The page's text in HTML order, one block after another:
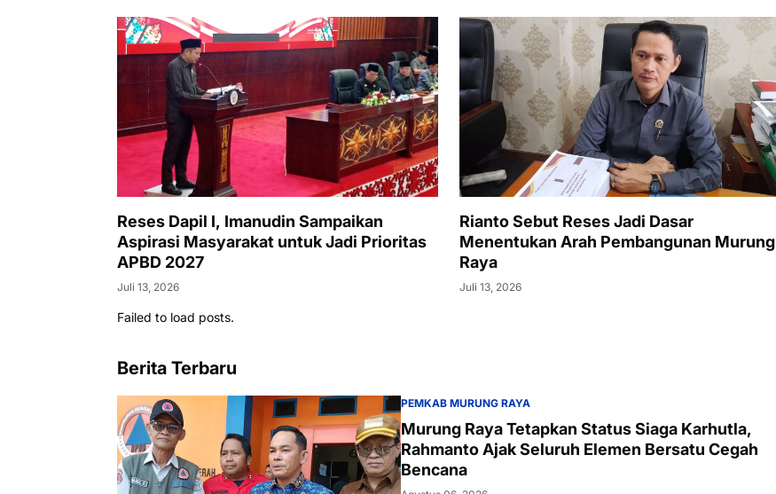
Reses Dapil I, Imanudin Sampaikan
Aspirasi Masyarakat untuk Jadi Prioritas
APBD 2027
Juli 13, 2026
Rianto Sebut Reses Jadi Dasar
Menentukan Arah Pembangunan Murung
Raya
Juli 13, 2026
Failed to load posts.
Berita Terbaru
PEMKAB MURUNG RAYA
Murung Raya Tetapkan Status Siaga Karhutla,
Rahmanto Ajak Seluruh Elemen Bersatu Cegah
Bencana